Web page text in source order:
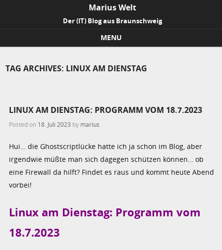
Marius Welt
Der (IT) Blog aus Braunschweig
MENU
TAG ARCHIVES: LINUX AM DIENSTAG
LINUX AM DIENSTAG: PROGRAMM VOM 18.7.2023
Posted on 18. Juli 2023 by marius
Hui… die Ghostscriptlücke hatte ich ja schon im Blog, aber
irgendwie müßte man sich dagegen schützen können… ob
eine Firewall da hilft? Findet es raus und kommt heute Abend
vorbei!
Linux am Dienstag: Programm vom
18.7.2023